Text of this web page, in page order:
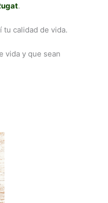
.
tu calidad de vida.
vida y que sean